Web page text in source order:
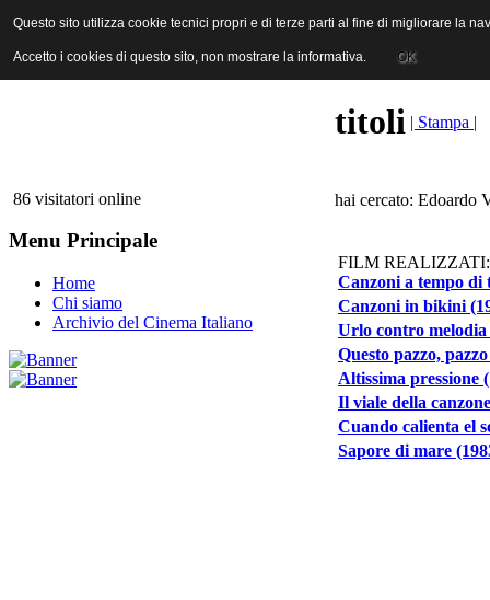
ANICA | Associazione Nazionale Industrie Cinematografiche
86 visitatori online
Menu Principale
Home
Chi siamo
Archivio del Cinema Italiano
titoli | Stampa |
hai cercato: Edoardo
FILM REALIZZATI:
Canzoni a tempo di
Canzoni in bikini
Urlo contro
Questo pazzo,
Altissima pressione
Il viale della
Cuando calienta el
Sapore di mare
Questo sito utilizza cookie tecnici propri e di terze parti al fine di migliorare la
Accetto i cookies di questo sito, non mostrare la informativa. OK
Questo sito utilizza cookie tecnici propri e di terze parti al fine di migliorare la
Accetto i cookies di questo sito, non mostrare la informativa. OK